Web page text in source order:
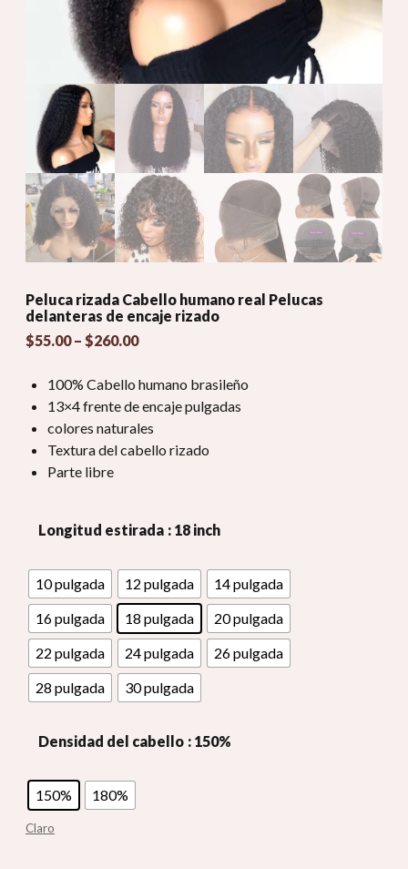
Peluca rizada Cabello humano real Pelucas
delanteras de encaje rizado
$55.00 – $260.00Gama
precios:
$55.00
a
través
100% Cabello humano brasileño
13×4 frente de encaje pulgadas
colores naturales
Textura del cabello rizado
Parte libre
Longitud estirada : 18 inch
10 pulgada 12 pulgada
14 pulgada
16 pulgada
18 pulgada
20 pulgada
22 pulgada
24 pulgada
26 pulgada
28 pulgada
30 pulgada
Densidad del cabello : 150%
150% 180%
Claro